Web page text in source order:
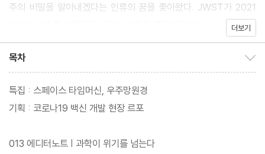
주의 비밀을 알아내겠다는 인류의 꿈을 좇아왔다. JWST가 2021
더보기
목차
특집 : 스페이스 타임머신, 우주망원경
기획 : 코로나19 백신 개발 현장 르포
013 에디터노트 | 과학이 위기를 넘는다